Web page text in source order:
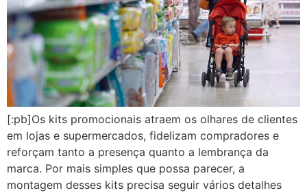
[:pb]Os kits promocionais atraem os olhares de clientes
em lojas e supermercados, fidelizam compradores e
reforçam tanto a presença quanto a lembrança da
marca. Por mais simples que possa parecer, a
montagem desses kits precisa seguir vários detalhes